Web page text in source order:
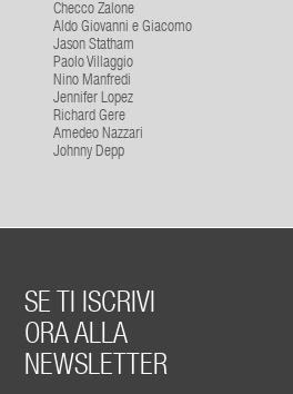
Checco Zalone
Aldo Giovanni e Giacomo
Jason Statham
Paolo Villaggio
Nino Manfredi
Jennifer Lopez
Richard Gere
Amedeo Nazzari
Johnny Depp
SE TI ISCRIVI
ORA ALLA
NEWSLETTER